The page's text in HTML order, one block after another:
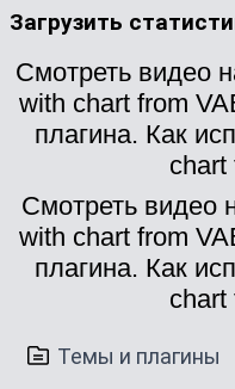
Загрузить
Смотреть видео
with chart from
плагина. Как
chart
Смотреть видео
with chart from
плагина. Как
chart
Темы и плагины